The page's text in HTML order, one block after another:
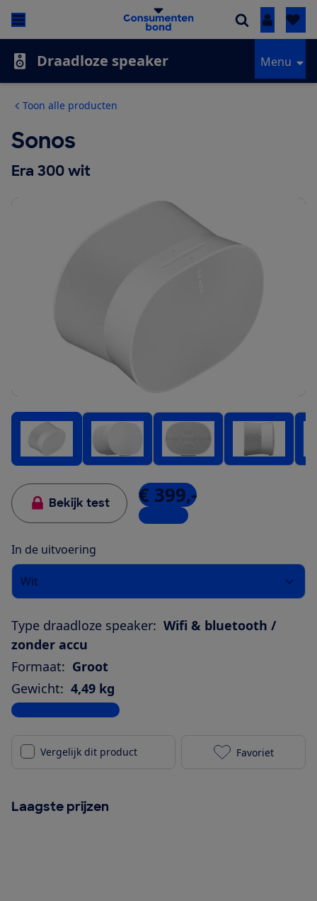
Inloggen
Draadloze speaker Menu
Toon alle producten
Sonos
Era 300 wit
Bekijk test € 399,-
9 winkels
In de uitvoering
Wit
Type draadloze speaker: Wifi & bluetooth /
zonder accu
Formaat: Groot
Gewicht: 4,49 kg
Bekijk alle specificaties
Vergelijk dit product Sonos Era
Favoriet
Laagste prijzen